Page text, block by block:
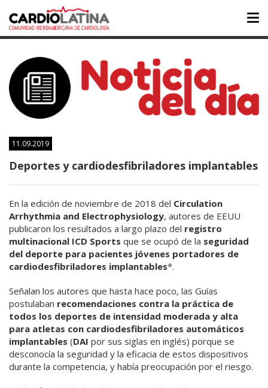
11.09.2019
Deportes y cardiodesfibriladores implantables
En la edición de noviembre de 2018 del Circulation
Arrhythmia and Electrophysiology, autores de EEUU
publicaron los resultados a largo plazo del registro
multinacional ICD Sports que se ocupó de la seguridad
del deporte para pacientes jóvenes portadores de
cardiodesfibriladores implantables*.
Señalan los autores que hasta hace poco, las Guías
postulaban recomendaciones contra la práctica de
todos los deportes de intensidad moderada y alta
para atletas con cardiodesfibriladores automáticos
implantables (DAI por sus siglas en inglés) porque se
desconocía la seguridad y la eficacia de estos dispositivos
durante la competencia, y había preocupación por el riesgo.